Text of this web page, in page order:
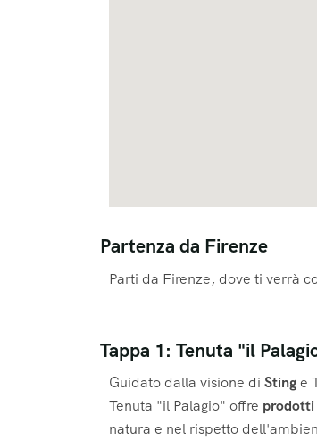
Partenza da Firenze
Parti da Firenze, dove ti verrà
Tappa 1: Tenuta "il
Guidato dalla visione di Stinge
Tenuta "il Palagio" offre prodotti
natura e nel rispetto